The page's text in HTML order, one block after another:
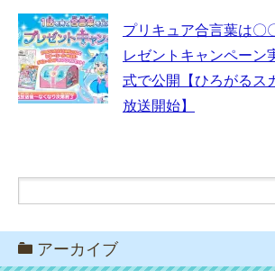
プリキュア合言葉は〇
レゼントキャンペーン
式で公開【ひろがるス
放送開始】
アーカイブ